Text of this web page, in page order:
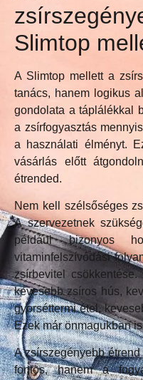
Slimtop
A Slimtop mellett a
tanács, hanem logikus
gondolata a táplálékkal
a zsírfogyasztás
a használati élményt.
vásárlás előtt
étrended.
Nem kell szélsőséges
A szervezetnek
például bizonyos
vitaminfelszívódási
zsírbevitel
kevesebb zsíros hús,
gyorséttermi étel,
Ezek már önmagukban
A zsírszegényebb
fontos, hanem a